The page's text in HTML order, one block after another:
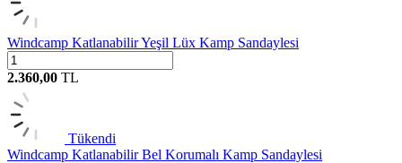
Windcamp Katlanabilir Yeşil Lüx Kamp Sandaylesi
2.360,00 TL
Tükendi
Windcamp Katlanabilir Bel Korumalı Kamp Sandaylesi